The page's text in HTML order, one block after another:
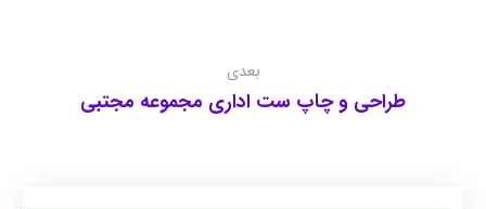
بعدی
طراحی و چاپ ست اداری مجموعه مجتبی